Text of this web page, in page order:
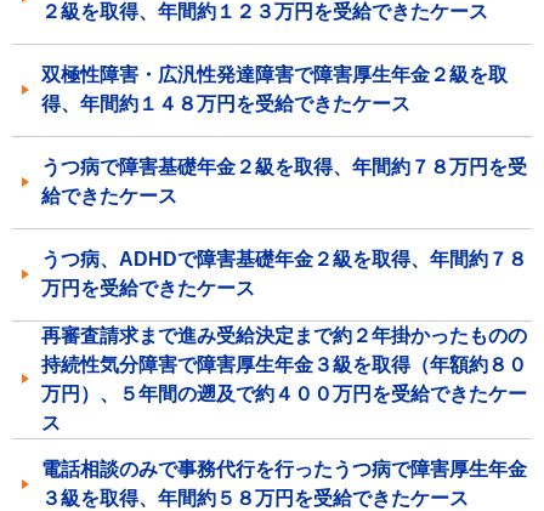
２級を取得、年間約１２３万円を受給できたケース
双極性障害・広汎性発達障害で障害厚生年金２級を取
得、年間約１４８万円を受給できたケース
うつ病で障害基礎年金２級を取得、年間約７８万円を受
給できたケース
うつ病、ADHDで障害基礎年金２級を取得、年間約７８
万円を受給できたケース
再審査請求まで進み受給決定まで約２年掛かったものの
持続性気分障害で障害厚生年金３級を取得（年額約８０
万円）、５年間の遡及で約４００万円を受給できたケー
ス
電話相談のみで事務代行を行ったうつ病で障害厚生年金
３級を取得、年間約５８万円を受給できたケース